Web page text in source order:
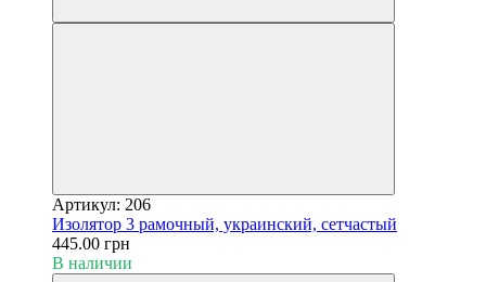
Артикул: 206
Изолятор 3 рамочный, украинский, сетчастый
445.00 грн
В наличии